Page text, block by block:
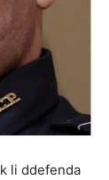
li ddefenda